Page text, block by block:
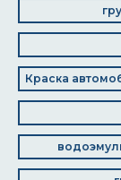
Краска